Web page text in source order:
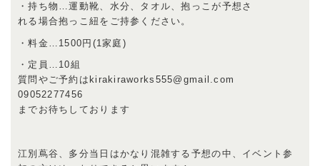
・持ち物…運動靴、水分、タオル、抱っこが予想さ
れる場合抱っこ紐をご持参ください。
・料金…1500円(1家庭)
・定員…10組
質問やご予約はkirakiraworks555@gmail.com
09052277456
までお待ちしております
江別蔦谷、多分当日はかなり混雑する予想の中、イベント参